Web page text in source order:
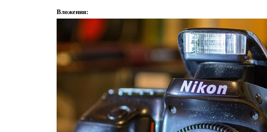
Вложения: